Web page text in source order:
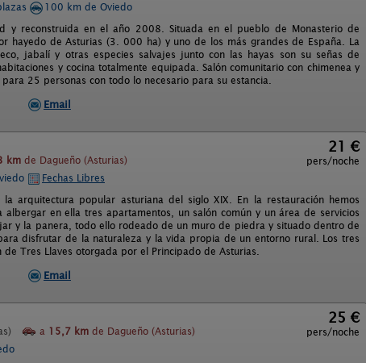
100 km de Oviedo
y reconstruida en el año 2008. Situada en el pueblo de Monasterio de
de Asturias (3. 000 ha) y uno de los más grandes de España. La
jabalí y otras especies salvajes junto con las hayas son su señas de
y cocina totalmente equipada. Salón comunitario con chimenea y
25 personas con todo lo necesario para su estancia.
Email
km de Dagueño (Asturias)
21 €
pers/noche
Fechas Libres
arquitectura popular asturiana del siglo XIX. En la restauración hemos
en ella tres apartamentos, un salón común y un área de servicios
y la panera, todo ello rodeado de un muro de piedra y situado dentro de
disfrutar de la naturaleza y la vida propia de un entorno rural. Los tres
Tres Llaves otorgada por el Principado de Asturias.
Email
a 15,7 km de Dagueño (Asturias)
25 €
pers/noche